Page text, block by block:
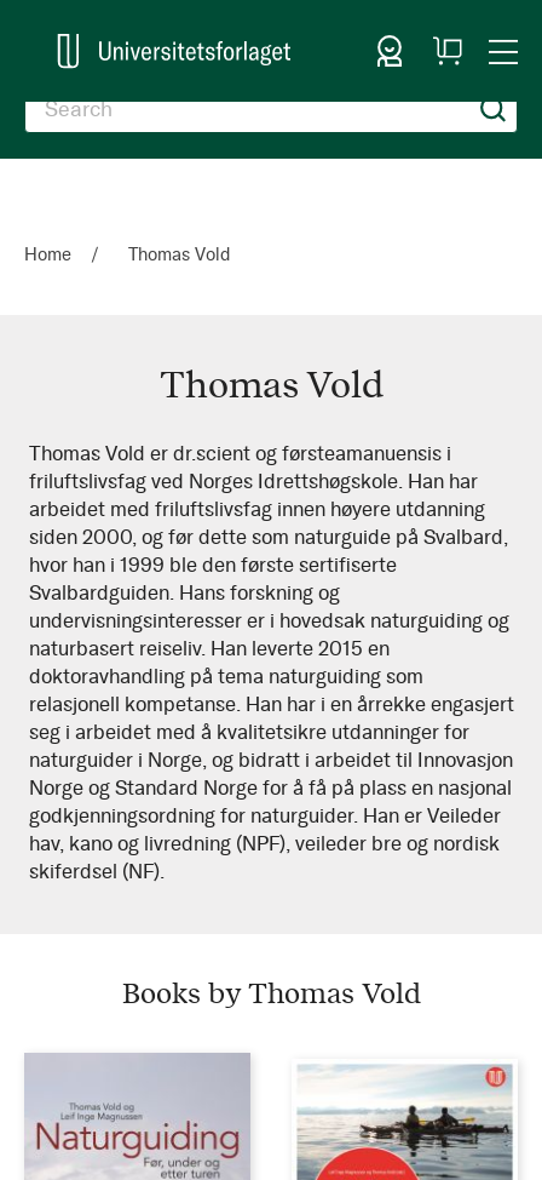
Sign In
My
Cart
Home Thomas Vold
Thomas Vold
Thomas
Vold
Thomas Vold er dr.scient og førsteamanuensis i
friluftslivsfag ved Norges Idrettshøgskole. Han har
arbeidet med friluftslivsfag innen høyere utdanning
siden 2000, og før dette som naturguide på Svalbard,
hvor han i 1999 ble den første sertifiserte
Svalbardguiden. Hans forskning og
undervisningsinteresser er i hovedsak naturguiding og
naturbasert reiseliv. Han leverte 2015 en
doktoravhandling på tema naturguiding som
relasjonell kompetanse. Han har i en årrekke engasjert
seg i arbeidet med å kvalitetsikre utdanninger for
naturguider i Norge, og bidratt i arbeidet til Innovasjon
Norge og Standard Norge for å få på plass en nasjonal
godkjenningsordning for naturguider. Han er Veileder
hav, kano og livredning (NPF), veileder bre og nordisk
skiferdsel (NF).
Books by Thomas Vold